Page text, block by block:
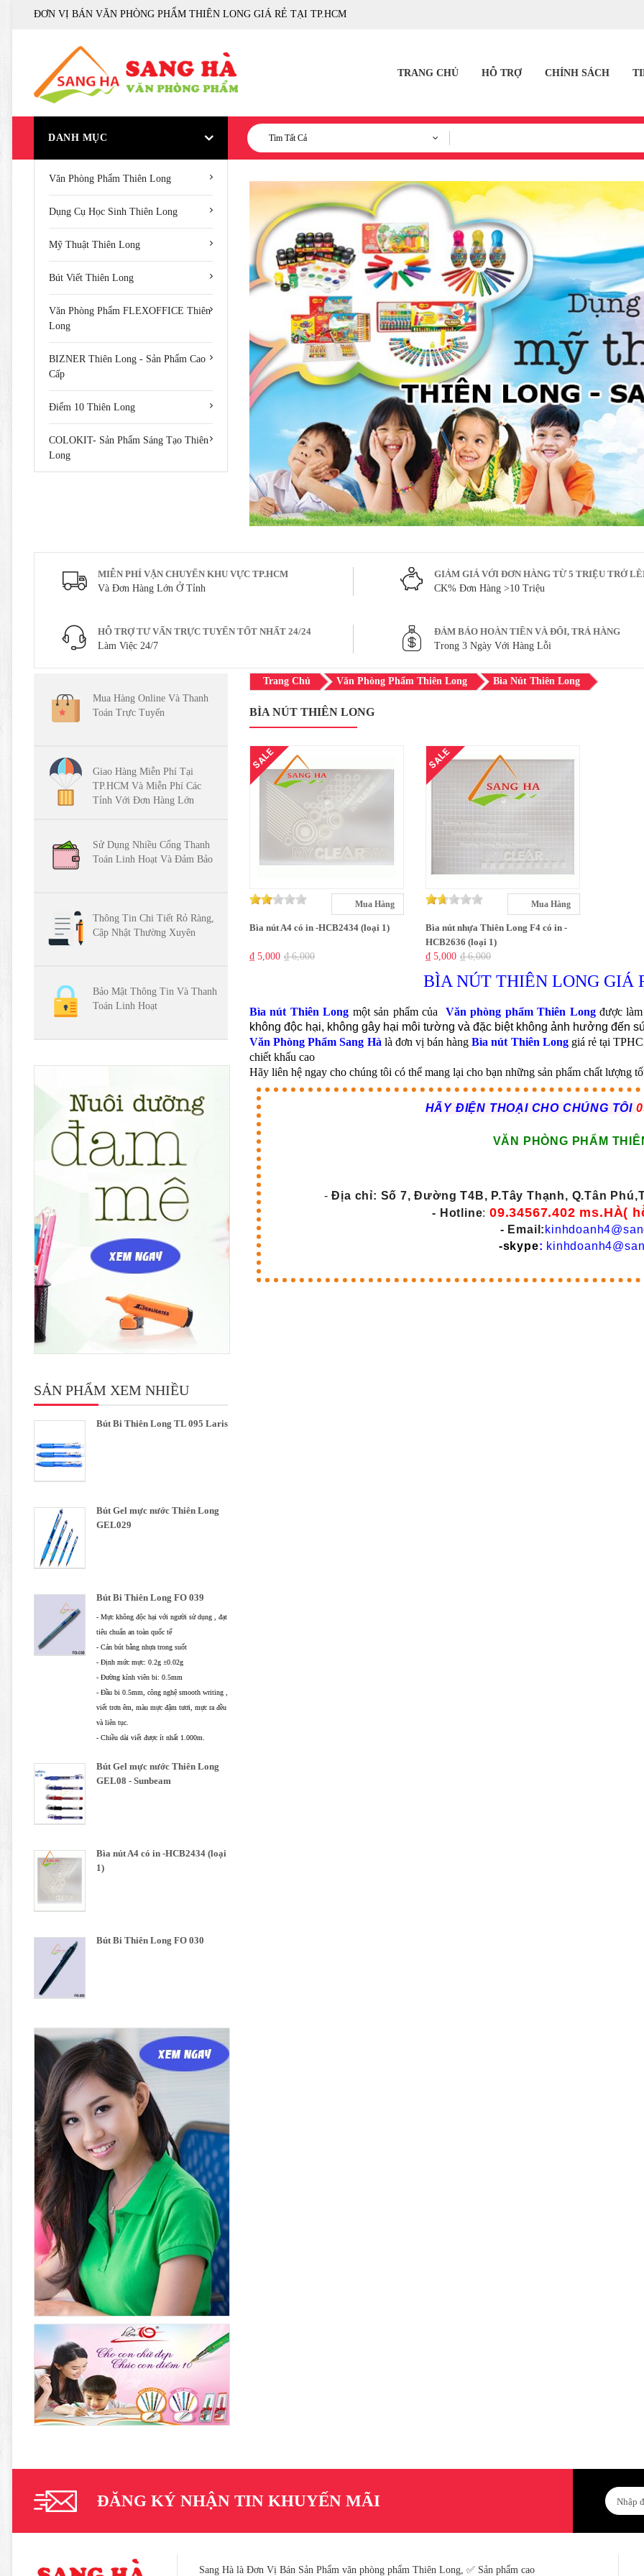
ĐƠN VỊ BÁN VĂN PHÒNG PHẨM THIÊN LONG GIÁ RẺ TẠI TP.HCM
TRANG CHỦ HỖ TRỢ CHÍNH SÁCH
DANH MỤC Tìm Tất Cả
Văn Phòng Phẩm Thiên Long
Dụng Cụ Học Sinh Thiên Long
Mỹ Thuật Thiên Long
Bút Viết Thiên Long
Văn Phòng Phẩm FLEXOFFICE Thiên
Long
BIZNER Thiên Long - Sản Phẩm Cao
Cấp
Điểm 10 Thiên Long
COLOKIT- Sản Phẩm Sáng Tạo Thiên
Long
MIỄN PHÍ VẬN CHUYỂN KHU VỰC TP.HCM
Và Đơn Hàng Lớn Ở Tỉnh
GIẢM GIÁ VỚI ĐƠN HÀNG TỪ 5 TRIỆU TRỞ
CK% Đơn Hàng >10 Triệu
HỖ TRỢ TƯ VẤN TRỰC TUYẾN TỐT NHẤT 24/24
Làm Việc 24/7
ĐẢM BẢO HOÀN TIỀN VÀ ĐỔI, TRẢ HÀNG
Trong 3 Ngày Với Hàng Lỗi
Mua Hàng Online Và Thanh
Toán Trực Tuyến
Giao Hàng Miễn Phí Tại
TP.HCM Và Miễn Phí Các
Tỉnh Với Đơn Hàng Lớn
Sử Dụng Nhiều Cổng Thanh
Toán Linh Hoạt Và Đảm Bảo
Thông Tin Chi Tiết Rỏ Ràng,
Cập Nhật Thường Xuyên
Bảo Mật Thông Tin Và Thanh
Toán Linh Hoạt
SẢN PHẨM XEM NHIỀU
Bút Bi Thiên Long TL 095 Laris
Bút Gel mực nước Thiên Long
GEL029
Bút Bi Thiên Long FO 039
- Mực không độc hại với người sử dụng , đạt
tiêu chuẩn an toàn quốc tế
- Cán bút bằng nhựa trong suốt
- Định mức mực: 0.2g ±0.02g
- Đường kính viên bi: 0.5mm
- Đầu bi 0.5mm, công nghệ smooth writing ,
viết trơn êm, màu mực đậm tươi, mực ra đều
và liên tục.
- Chiều dài viết được ít nhất 1.000m.
Bút Gel mực nước Thiên Long
GEL08 - Sunbeam
Bìa nút A4 có in -HCB2434 (loại
1)
Bút Bi Thiên Long FO 030
Trang Chủ Văn Phòng Phẩm Thiên Long Bìa Nút Thiên Long
BÌA NÚT THIÊN LONG
SALE
Mua Hàng
Bìa nút A4 có in -HCB2434 (loại 1)
₫ 5,000 ₫ 6,000
SALE
Mua Hàng
Bìa nút nhựa Thiên Long F4 có in -
HCB2636 (loại 1)
₫ 5,000 ₫ 6,000
BÌA NÚT THIÊN LONG GIÁ
Bìa nút Thiên Long một sản phẩm của Văn phòng phẩm Thiên Long được
không độc hại, không gây hại môi tường và đặc biệt không ảnh hưởng đến
Văn Phòng Phẩm Sang Hà là đơn vị bán hàngBìa nút Thiên Longgiá rẻ tại
chiết khấu cao
Hãy liên hệ ngay cho chúng tôi có thể mang lại cho bạn những sản phẩm chất lượng
HÃY ĐIỆN THOẠI CHO CHÚNG TÔI
VĂN PHÒNG PHẨM
-Địa chỉ: Số 7, Đường T4B, P.Tây Thạnh, Q.Tân
- Hotline:09.34567.402 ms.HÀ(
- Email:
-skype:
ĐĂNG KÝ NHẬN TIN KHUYẾN MÃI
Sang Hà là Đơn Vị Bán Sản Phẩm văn phòng phẩm Thiên Long, ✅ Sản phẩm cao